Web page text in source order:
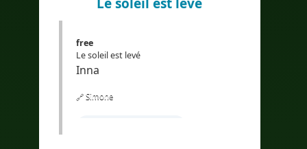
free
Le soleil est levé
Inna
🔗 Simone